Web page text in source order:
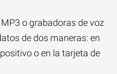
o grabadoras de voz
de dos maneras: en
o en la tarjeta de